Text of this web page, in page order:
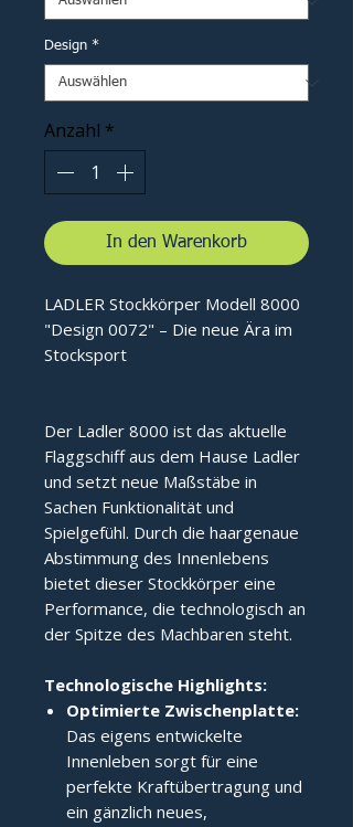
Design *
Anzahl *
In den Warenkorb
LADLER Stockkörper Modell 8000
"Design 0072" – Die neue Ära im
Stocksport
Der Ladler 8000 ist das aktuelle
Flaggschiff aus dem Hause Ladler
und setzt neue Maßstäbe in
Sachen Funktionalität und
Spielgefühl. Durch die haargenaue
Abstimmung des Innenlebens
bietet dieser Stockkörper eine
Performance, die technologisch an
der Spitze des Machbaren steht.
Technologische Highlights:
Optimierte Zwischenplatte:
Das eigens entwickelte
Innenleben sorgt für eine
perfekte Kraftübertragung und
ein gänzlich neues,